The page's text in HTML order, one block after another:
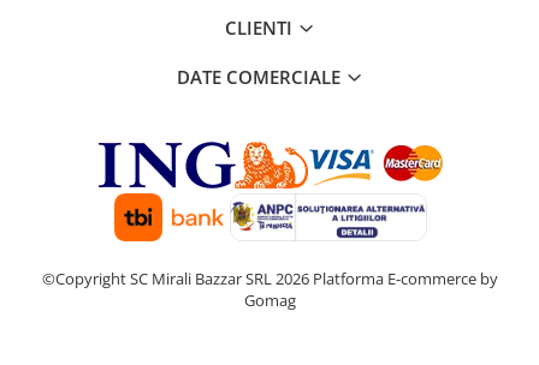
CLIENTI
DATE COMERCIALE
©Copyright SC Mirali Bazzar SRL 2026 Platforma E-commerce by
Gomag